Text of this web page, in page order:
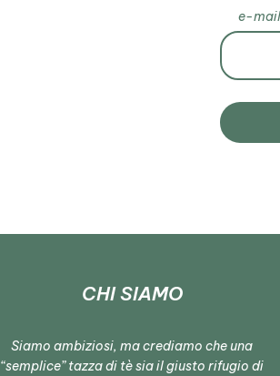
e-mail
CHI SIAMO
Siamo ambiziosi, ma crediamo che una
“semplice” tazza di tè sia il giusto rifugio di